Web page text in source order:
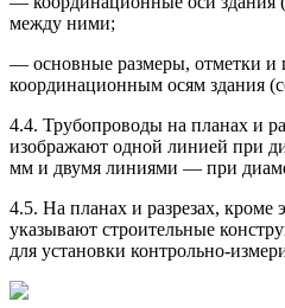
между ними;
— основные размеры, отметки и
координационным осям здания
4.4. Трубопроводы на планах и
изображают одной линией при
мм и двумя линиями — при
4.5. На планах и разрезах, кроме
указывают строительные
для установки контрольно-